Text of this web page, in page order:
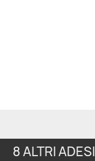
8 ALTRI